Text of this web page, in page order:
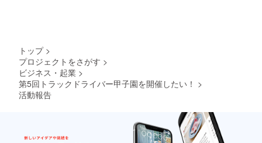
トップ >
プロジェクトをさがす >
ビジネス・起業 >
第5回トラックドライバー甲子園を開催したい！ >
活動報告